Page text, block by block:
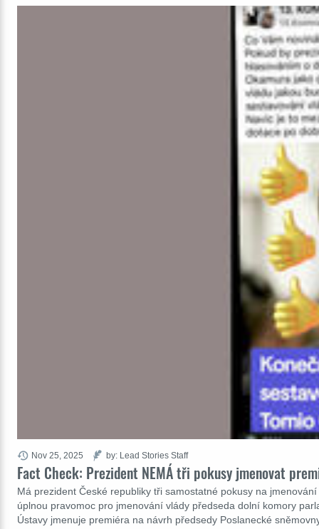
Fact Check: Prezident NEMÁ tři pokusy jmenovat
Má prezident České republiky tři samostatné pokusy na
úplnou pravomoc pro jmenování vlády předseda dolní komory
Ústavy jmenuje premiéra na návrh předsedy Poslanecké
Nov 25, 2025 by: Lead Stories Staff